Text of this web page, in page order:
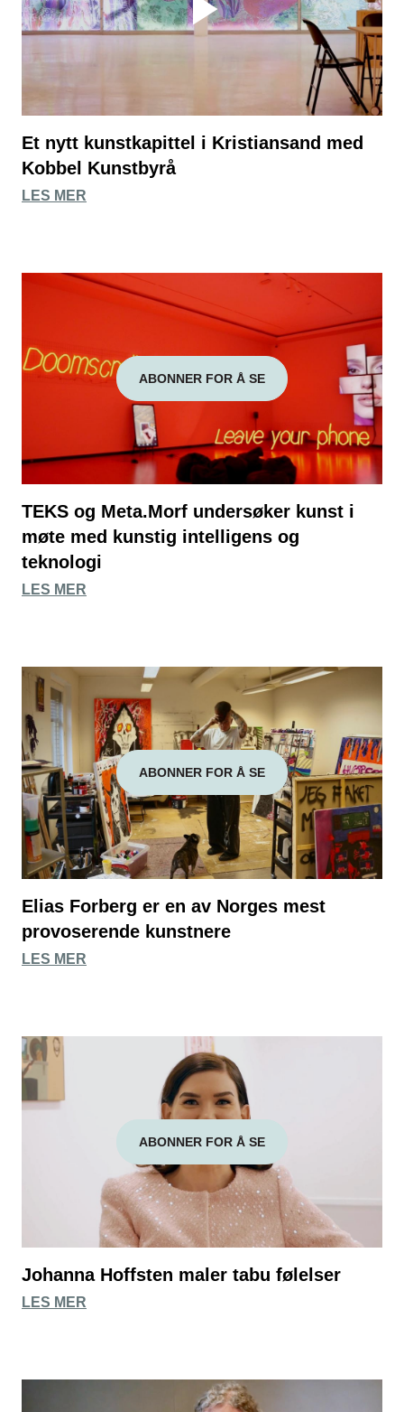
Et nytt kunstkapittel i Kristiansand med
Kobbel Kunstbyrå
LES MER
ABONNER FOR Å SE
TEKS og Meta.Morf undersøker kunst i
møte med kunstig intelligens og
teknologi
LES MER
ABONNER FOR Å SE
Elias Forberg er en av Norges mest
provoserende kunstnere
LES MER
ABONNER FOR Å SE
Johanna Hoffsten maler tabu følelser
LES MER